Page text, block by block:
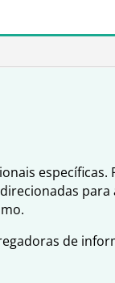
específicas.
para
de